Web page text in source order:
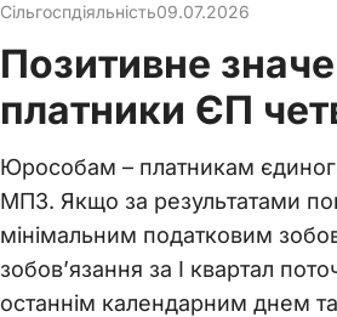
Сільгоспдіяльність09.07.2026
Позитивне
платники ЄП
Юрособам – платникам
МПЗ. Якщо за результатами
мінімальним податковим
зобов’язання за І квартал
останнім календарним днем